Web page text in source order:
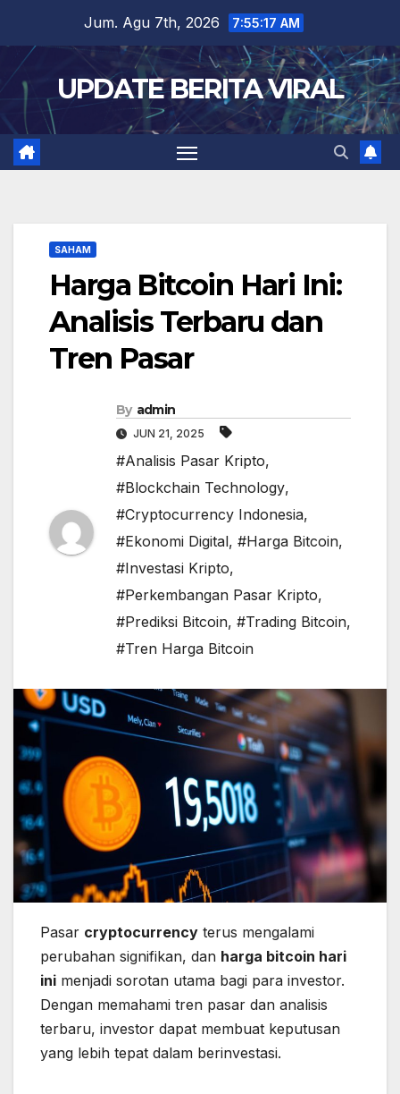
content
Jum. Agu 7th, 2026 7:55:18 AM
UPDATE BERITA VIRAL
SAHAM
Harga Bitcoin Hari Ini:
Analisis Terbaru dan
Tren Pasar
By admin
JUN 21, 2025
#Analisis Pasar Kripto,
#Blockchain Technology,
#Cryptocurrency Indonesia,
#Ekonomi Digital, #Harga Bitcoin,
#Investasi Kripto,
#Perkembangan Pasar Kripto,
#Prediksi Bitcoin, #Trading Bitcoin,
#Tren Harga Bitcoin
Pasar cryptocurrency terus mengalami
perubahan signifikan, dan harga bitcoin hari
ini menjadi sorotan utama bagi para investor.
Dengan memahami tren pasar dan analisis
terbaru, investor dapat membuat keputusan
yang lebih tepat dalam berinvestasi.